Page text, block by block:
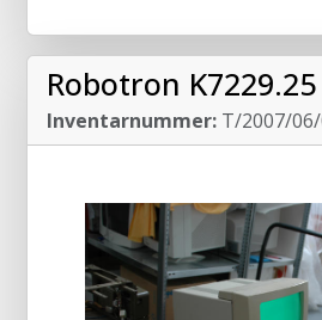
Robotron
Inventarnummer: T/2007/